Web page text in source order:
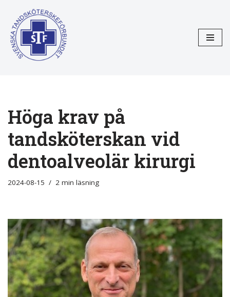
Hoppa
till
innehåll
Höga krav på
tandsköterskan vid
dentoalveolär kirurgi
2024-08-15 2 min läsning